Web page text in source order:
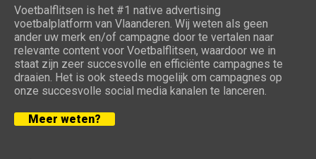
Voetbalflitsen is het #1 native advertising
voetbalplatform van Vlaanderen. Wij weten als geen
ander uw merk en/of campagne door te vertalen naar
relevante content voor Voetbalflitsen, waardoor we in
staat zijn zeer succesvolle en efficiënte campagnes te
draaien. Het is ook steeds mogelijk om campagnes op
onze succesvolle social media kanalen te lanceren.
Meer weten?